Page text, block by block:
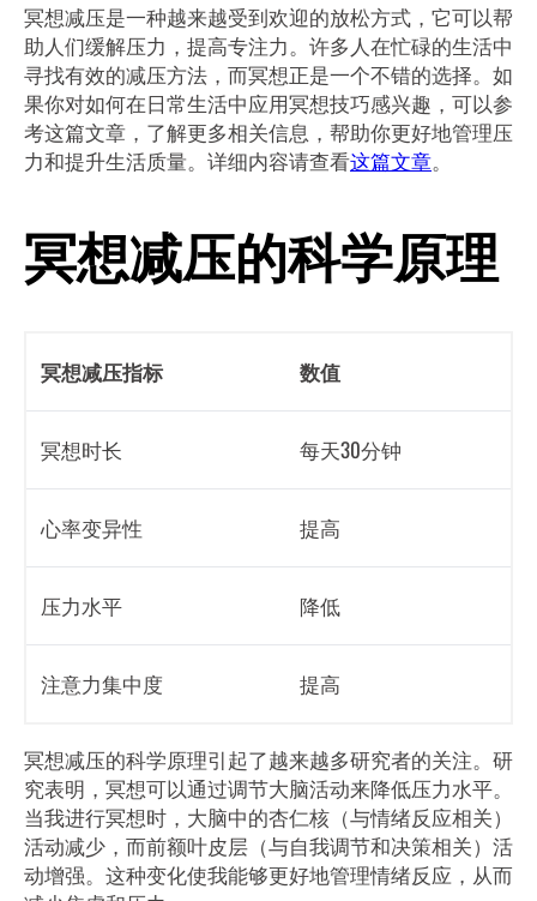
冥想减压是一种越来越受到欢迎的放松方式，它可以帮
助人们缓解压力，提高专注力。许多人在忙碌的生活中
寻找有效的减压方法，而冥想正是一个不错的选择。如
果你对如何在日常生活中应用冥想技巧感兴趣，可以参
考这篇文章，了解更多相关信息，帮助你更好地管理压
力和提升生活质量。详细内容请查看这篇文章。
冥想减压的科学原理
冥想减压指标 数值
冥想时长 每天30分钟
心率变异性 提高
压力水平 降低
注意力集中度 提高
冥想减压的科学原理引起了越来越多研究者的关注。研
究表明，冥想可以通过调节大脑活动来降低压力水平。
当我进行冥想时，大脑中的杏仁核（与情绪反应相关）
活动减少，而前额叶皮层（与自我调节和决策相关）活
动增强。这种变化使我能够更好地管理情绪反应，从而